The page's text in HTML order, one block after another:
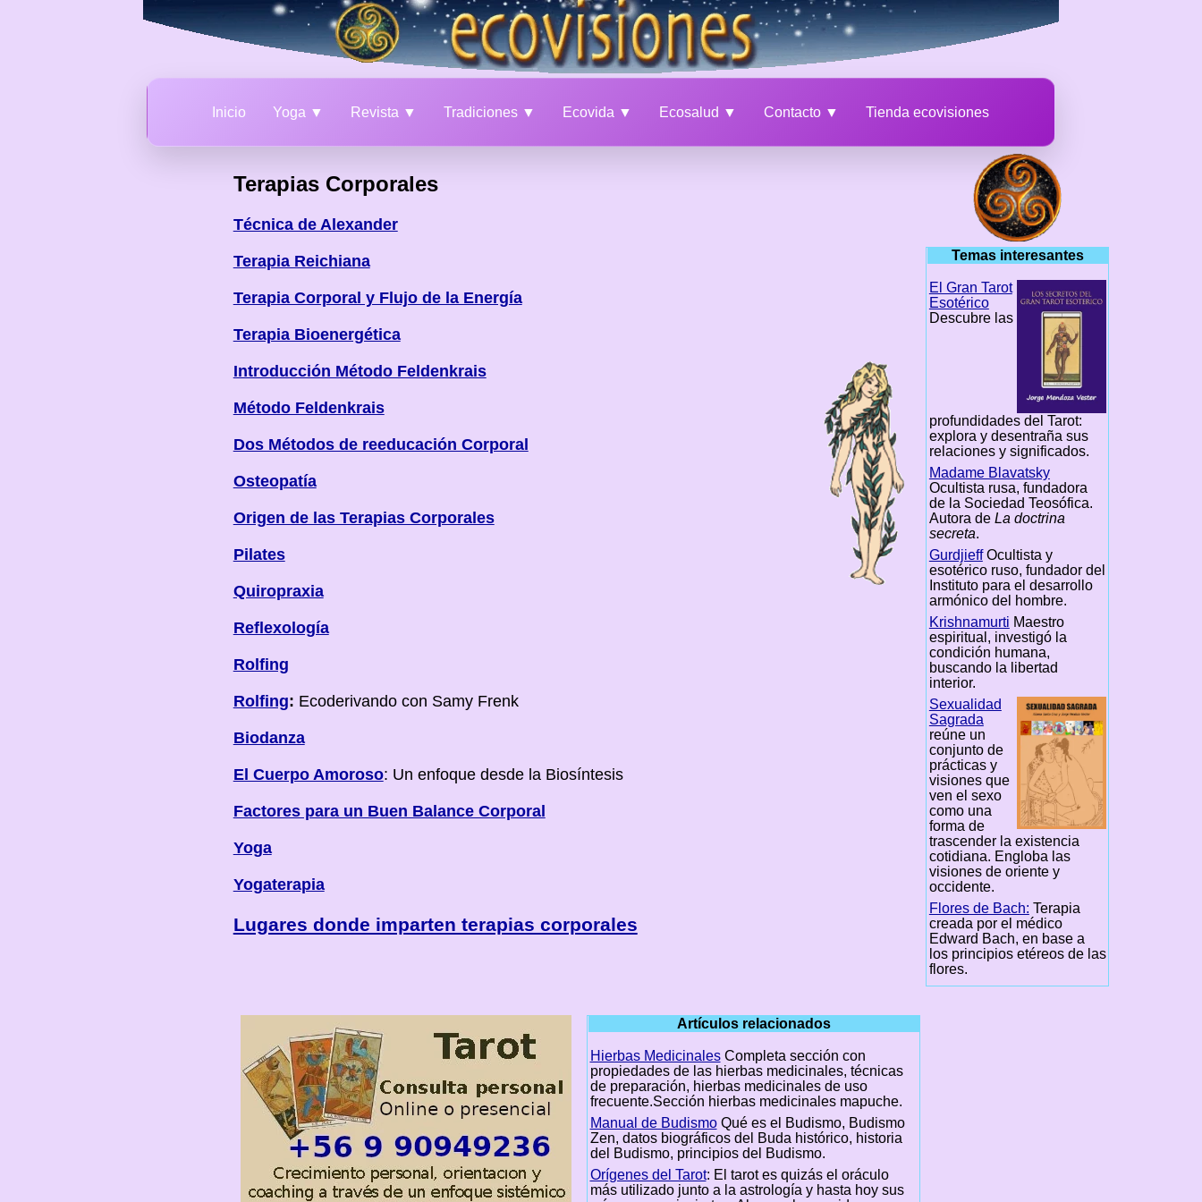
Inicio Yoga ▼ Revista ▼ Tradiciones ▼ Ecovida ▼ Ecosalud ▼ Contacto ▼ Tienda ecovisiones
Terapias Corporales
Técnica de Alexander
Terapia Reichiana
Terapia Corporal y Flujo de la Energía
Terapia Bioenergética
Introducción Método Feldenkrais
Método Feldenkrais
Dos Métodos de reeducación Corporal
Osteopatía
Origen de las Terapias Corporales
Pilates
Quiropraxia
Reflexología
Rolfing
Rolfing: Ecoderivando con Samy Frenk
Biodanza
El Cuerpo Amoroso: Un enfoque desde la Biosíntesis
Factores para un Buen Balance Corporal
Yoga
Yogaterapia
Lugares donde imparten terapias corporales
Temas interesantes
El Gran Tarot
Esotérico
Descubre las
profundidades del Tarot:
explora y desentraña sus
relaciones y significados.
Madame Blavatsky
Ocultista rusa, fundadora
de la Sociedad Teosófica.
Autora de La doctrina
secreta.
GurdjieffOcultista y
esotérico ruso, fundador del
Instituto para el desarrollo
armónico del hombre.
Krishnamurti Maestro
espiritual, investigó la
condición humana,
buscando la libertad
interior.
Sexualidad
Sagrada
reúne un
conjunto de
prácticas y
visiones que
ven el sexo
como una
forma de
trascender la existencia
cotidiana. Engloba las
visiones de oriente y
occidente.
Flores de Bach: Terapia
creada por el médico
Edward Bach, en base a
los principios etéreos de las
flores.
Artículos relacionados
Hierbas MedicinalesCompleta sección con
propiedades de las hierbas medicinales, técnicas
de preparación, hierbas medicinales de uso
frecuente.Sección hierbas medicinales mapuche.
Manual de BudismoQué es el Budismo, Budismo
Zen, datos biográficos del Buda histórico, historia
del Budismo, principios del Budismo.
Orígenes del Tarot: El tarot es quizás el oráculo
más utilizado junto a la astrología y hasta hoy sus